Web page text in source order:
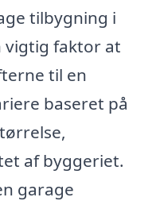
tilbygning i
vigtig faktor at
til en
baseret på
af byggeriet.
garage